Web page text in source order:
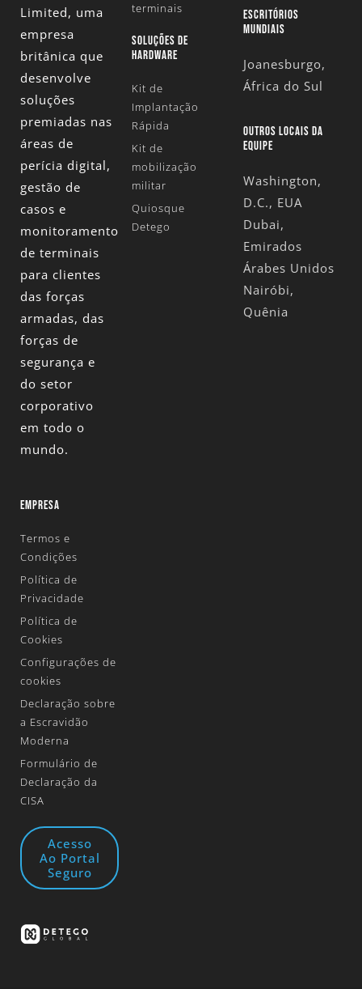
Limited, uma
empresa
britânica que
desenvolve
soluções
premiadas nas
áreas de
perícia digital,
gestão de
casos e
monitoramento
de terminais
para clientes
das forças
armadas, das
forças de
segurança e
do setor
corporativo
em todo o
mundo.
terminais
SOLUÇÕES DE
HARDWARE
Kit de
Implantação
Rápida
Kit de
mobilização
militar
Quiosque
Detego
ESCRITÓRIOS
MUNDIAIS
Joanesburgo,
África do Sul
OUTROS LOCAIS DA
EQUIPE
Washington,
D.C., EUA
Dubai,
Emirados
Árabes Unidos
Nairóbi,
Quênia
EMPRESA
Termos e
Condições
Política de
Privacidade
Política de
Cookies
Configurações de
cookies
Declaração sobre
a Escravidão
Moderna
Formulário de
Declaração da
CISA
Acesso
Ao Portal
Seguro